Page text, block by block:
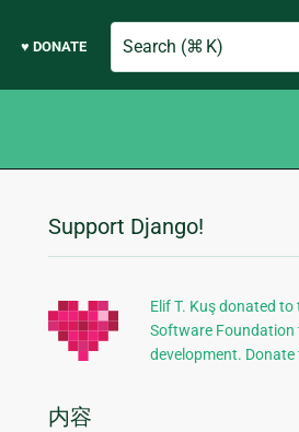
♥ DONATE
Search
附
加
信
息
Support Django!
Elif T. Kuş donated to
Software Foundation
development. Donate
内容